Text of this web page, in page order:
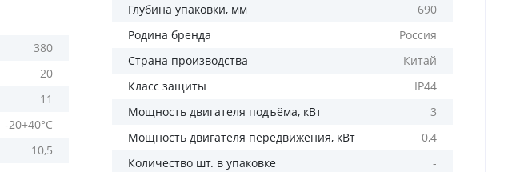
380
20
11
-20+40°С
10,5
Глубина упаковки, мм
690
Родина бренда
Россия
Страна производства
Китай
Класс защиты
IP44
Мощность двигателя подъёма, кВт
3
Мощность двигателя передвижения, кВт
0,4
Количество шт. в упаковке
-